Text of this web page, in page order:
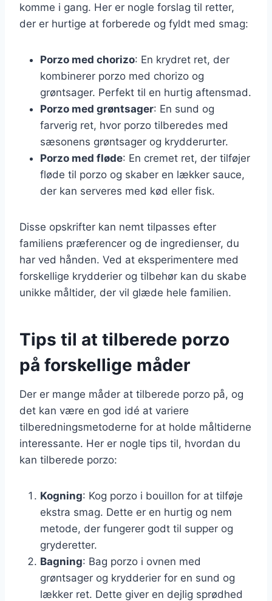
komme i gang. Her er nogle forslag til retter,
der er hurtige at forberede og fyldt med smag:
Porzo med chorizo: En krydret ret, der
kombinerer porzo med chorizo og
grøntsager. Perfekt til en hurtig aftensmad.
Porzo med grøntsager: En sund og
farverig ret, hvor porzo tilberedes med
sæsonens grøntsager og krydderurter.
Porzo med fløde: En cremet ret, der tilføjer
fløde til porzo og skaber en lækker sauce,
der kan serveres med kød eller fisk.
Disse opskrifter kan nemt tilpasses efter
familiens præferencer og de ingredienser, du
har ved hånden. Ved at eksperimentere med
forskellige krydderier og tilbehør kan du skabe
unikke måltider, der vil glæde hele familien.
Tips til at tilberede porzo
på forskellige måder
Der er mange måder at tilberede porzo på, og
det kan være en god idé at variere
tilberedningsmetoderne for at holde måltiderne
interessante. Her er nogle tips til, hvordan du
kan tilberede porzo:
Kogning: Kog porzo i bouillon for at tilføje
ekstra smag. Dette er en hurtig og nem
metode, der fungerer godt til supper og
gryderetter.
Bagning: Bag porzo i ovnen med
grøntsager og krydderier for en sund og
lækker ret. Dette giver en dejlig sprødhed